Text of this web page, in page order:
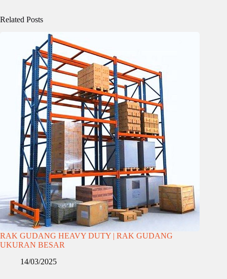
Related Posts
RAK GUDANG HEAVY DUTY | RAK GUDANG
UKURAN BESAR
14/03/2025